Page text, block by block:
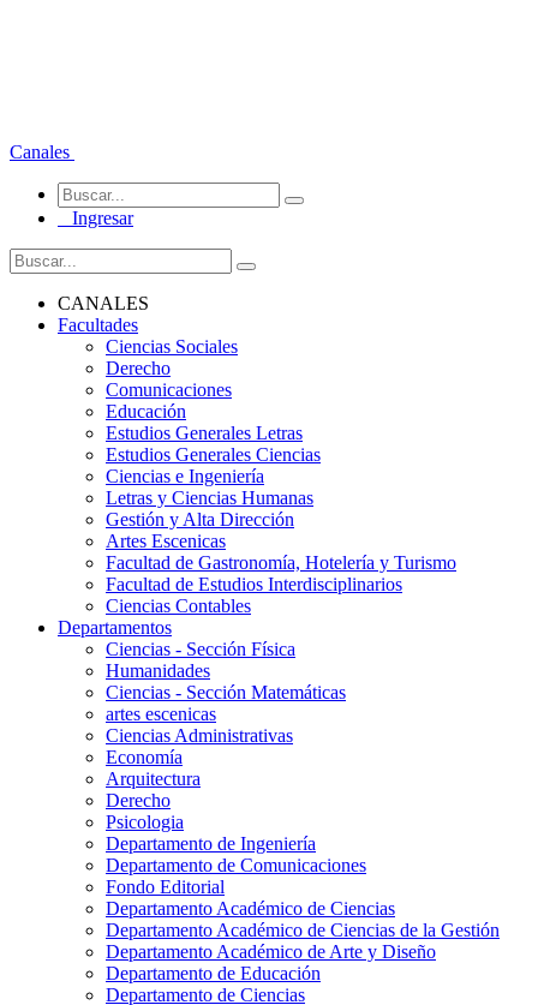
Canales
Ingresar
CANALES
Facultades
Ciencias Sociales
Derecho
Comunicaciones
Educación
Estudios Generales Letras
Estudios Generales Ciencias
Ciencias e Ingeniería
Letras y Ciencias Humanas
Gestión y Alta Dirección
Artes Escenicas
Facultad de Gastronomía, Hotelería y Turismo
Facultad de Estudios Interdisciplinarios
Ciencias Contables
Departamentos
Ciencias - Sección Física
Humanidades
Ciencias - Sección Matemáticas
artes escenicas
Ciencias Administrativas
Economía
Arquitectura
Derecho
Psicologia
Departamento de Ingeniería
Departamento de Comunicaciones
Fondo Editorial
Departamento Académico de Ciencias
Departamento Académico de Ciencias de la Gestión
Departamento Académico de Arte y Diseño
Departamento de Educación
Departamento de Ciencias